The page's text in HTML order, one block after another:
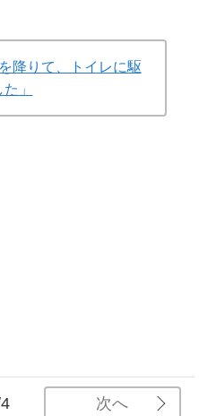
降りて、トイレに駆
」
次へ